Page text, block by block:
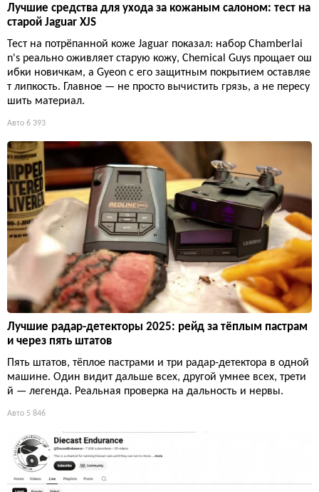
Лучшие средства для ухода за кожаным салоном: тест на
старой Jaguar XJS
Тест на потрёпанной коже Jaguar показал: набор Chamberlai
n's реально оживляет старую кожу, Chemical Guys прощает ош
ибки новичкам, а Gyeon с его защитным покрытием оставляе
т липкость. Главное — не просто вычистить грязь, а не пересу
шить материал.
Авто 6 393
Лучшие радар-детекторы 2025: рейд за тёплым пастрам
и через пять штатов
Пять штатов, тёплое пастрами и три радар-детектора в одной
машине. Один видит дальше всех, другой умнее всех, трети
й — легенда. Реальная проверка на дальность и нервы.
Авто 5 846